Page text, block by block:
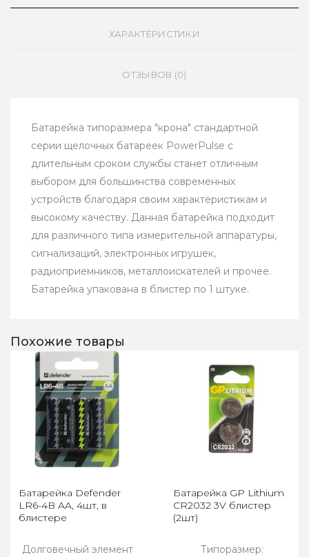
ХАРАКТЕРИСТИКИ
ОТЗЫВОВ (0)
Батарейка типоразмера "крона" стандартной
серии щелочных батареек PowerPulse с
длительным сроком службы станет отличным
выбором для большинства современных
устройств благодаря своим характеристикам и
высокому качеству. Данная батарейка подходит
для различного типа измерительной аппаратуры,
сигнализаций, электронных игрушек,
радиоприемников, металлоискателей и прочее.
Батарейка упакована в блистер по 1 штуке.
Похожие товары
Батарейка Defender
LR6-4B AA, 4шт, в
блистере
Долговечный элемент
Батарейка GP Lithium
CR2032 3V блистер
(2шт)
Типоразмер: